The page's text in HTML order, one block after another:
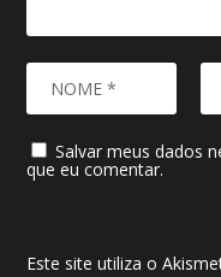
Salvar meus dados
que eu comentar.
Este site utiliza o